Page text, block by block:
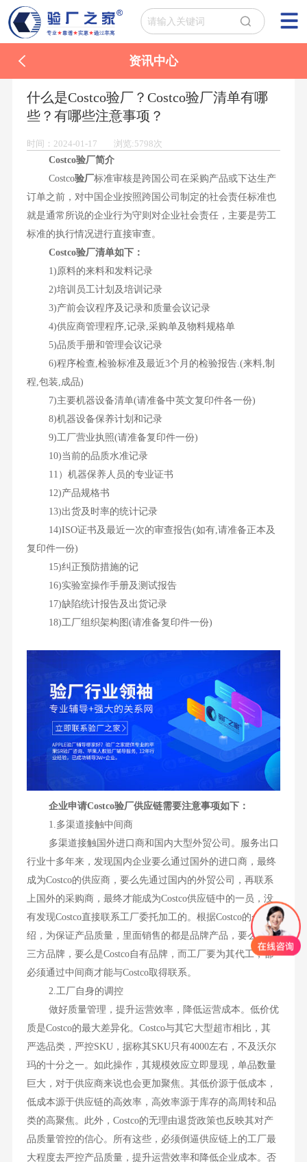
资讯中心
什么是Costco验厂？Costco验厂清单有哪
些？有哪些注意事项？
时间：2024-01-17 浏览:5798次
Costco验厂简介
Costco验厂标准审核是跨国公司在采购产品或下达生产
订单之前，对中国企业按照跨国公司制定的社会责任标准也
就是通常所说的企业行为守则对企业社会责任，主要是劳工
标准的执行情况进行直接审查。
Costco验厂清单如下：
1)原料的来料和发料记录
2)培训员工计划及培训记录
3)产前会议程序及记录和质量会议记录
4)供应商管理程序,记录,采购单及物料规格单
5)品质手册和管理会议记录
6)程序检查,检验标准及最近3个月的检验报告.(来料,制
程,包装,成品)
7)主要机器设备清单(请准备中英文复印件各一份)
8)机器设备保养计划和记录
9)工厂营业执照(请准备复印件一份)
10)当前的品质水准记录
11）机器保养人员的专业证书
12)产品规格书
13)出货及时率的统计记录
14)ISO证书及最近一次的审查报告(如有,请准备正本及
复印件一份)
15)纠正预防措施的记
16)实验室操作手册及测试报告
17)缺陷统计报告及出货记录
18)工厂组织架构图(请准备复印件一份)
企业申请Costco验厂供应链需要注意事项如下：
1.多渠道接触中间商
多渠道接触国外进口商和国内大型外贸公司。服务出口
行业十多年来，发现国内企业要么通过国外的进口商，最终
成为Costco的供应商，要么先通过国内的外贸公司，再联系
上国外的采购商，最终才能成为Costco供应链中的一员，没
有发现Costco直接联系工厂委托加工的。根据Costco的介
绍，为保证产品质量，里面销售的都是品牌产品，要么是第
三方品牌，要么是Costco自有品牌，而工厂要为其代工，都
必须通过中间商才能与Costco取得联系。
2.工厂自身的调控
做好质量管理，提升运营效率，降低运营成本。低价优
质是Costco的最大差异化。Costco与其它大型超市相比，其
严选品类，严控SKU，据称其SKU只有4000左右，不及沃尔
玛的十分之一。如此操作，其规模效应立即显现，单品数量
巨大，对于供应商来说也会更加聚焦。其低价源于低成本，
低成本源于供应链的高效率，高效率源于库存的高周转和品
类的高聚焦。此外，Costco的无理由退货政策也反映其对产
品质量管控的信心。所有这些，必须倒逼供应链上的工厂最
大程度去严控产品质量，提升运营效率和降低企业成本。否